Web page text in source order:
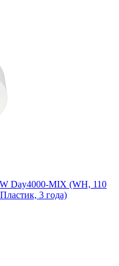
Day4000-MIX (WH, 110
3 года)